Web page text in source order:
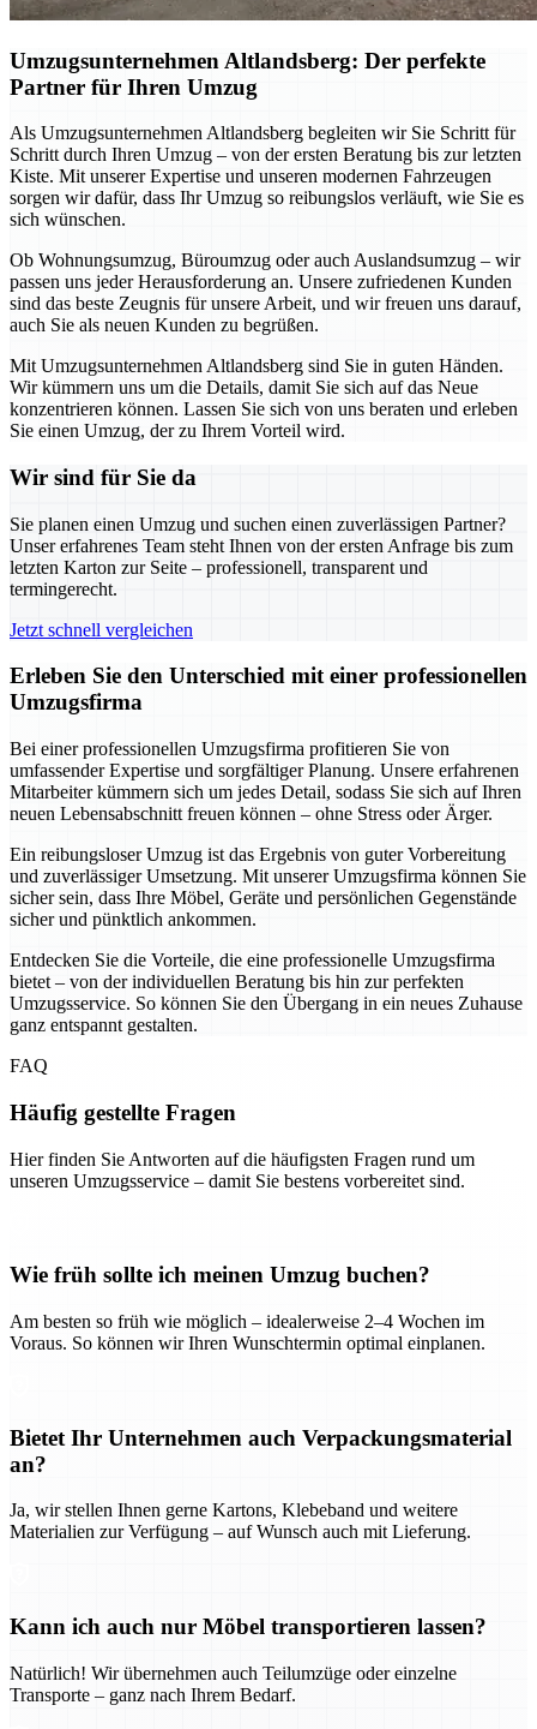
Umzugsunternehmen Altlandsberg: Der perfekte
Partner für Ihren Umzug
Als Umzugsunternehmen Altlandsberg begleiten wir Sie Schritt für
Schritt durch Ihren Umzug – von der ersten Beratung bis zur letzten
Kiste. Mit unserer Expertise und unseren modernen Fahrzeugen
sorgen wir dafür, dass Ihr Umzug so reibungslos verläuft, wie Sie es
sich wünschen.
Ob Wohnungsumzug, Büroumzug oder auch Auslandsumzug – wir
passen uns jeder Herausforderung an. Unsere zufriedenen Kunden
sind das beste Zeugnis für unsere Arbeit, und wir freuen uns darauf,
auch Sie als neuen Kunden zu begrüßen.
Mit Umzugsunternehmen Altlandsberg sind Sie in guten Händen.
Wir kümmern uns um die Details, damit Sie sich auf das Neue
konzentrieren können. Lassen Sie sich von uns beraten und erleben
Sie einen Umzug, der zu Ihrem Vorteil wird.
Wir sind für Sie da
Sie planen einen Umzug und suchen einen zuverlässigen Partner?
Unser erfahrenes Team steht Ihnen von der ersten Anfrage bis zum
letzten Karton zur Seite – professionell, transparent und
termingerecht.
Jetzt schnell vergleichen
Erleben Sie den Unterschied mit einer professionellen
Umzugsfirma
Bei einer professionellen Umzugsfirma profitieren Sie von
umfassender Expertise und sorgfältiger Planung. Unsere erfahrenen
Mitarbeiter kümmern sich um jedes Detail, sodass Sie sich auf Ihren
neuen Lebensabschnitt freuen können – ohne Stress oder Ärger.
Ein reibungsloser Umzug ist das Ergebnis von guter Vorbereitung
und zuverlässiger Umsetzung. Mit unserer Umzugsfirma können Sie
sicher sein, dass Ihre Möbel, Geräte und persönlichen Gegenstände
sicher und pünktlich ankommen.
Entdecken Sie die Vorteile, die eine professionelle Umzugsfirma
bietet – von der individuellen Beratung bis hin zur perfekten
Umzugsservice. So können Sie den Übergang in ein neues Zuhause
ganz entspannt gestalten.
FAQ
Häufig gestellte Fragen
Hier finden Sie Antworten auf die häufigsten Fragen rund um
unseren Umzugsservice – damit Sie bestens vorbereitet sind.
Wie früh sollte ich meinen Umzug buchen?
Am besten so früh wie möglich – idealerweise 2–4 Wochen im
Voraus. So können wir Ihren Wunschtermin optimal einplanen.
Bietet Ihr Unternehmen auch Verpackungsmaterial
an?
Ja, wir stellen Ihnen gerne Kartons, Klebeband und weitere
Materialien zur Verfügung – auf Wunsch auch mit Lieferung.
Kann ich auch nur Möbel transportieren lassen?
Natürlich! Wir übernehmen auch Teilumzüge oder einzelne
Transporte – ganz nach Ihrem Bedarf.